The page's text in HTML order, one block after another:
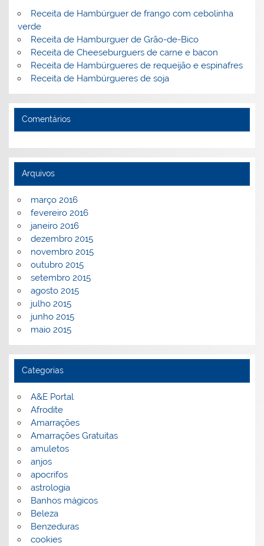
k
l
Receita de Hambúrguer de frango com cebolinha
verde
Receita de Hamburguer de Grão-de-Bico
Receita de Cheeseburguers de carne e bacon
Receita de Hambúrgueres de requeijão e espinafres
Receita de Hambúrgueres de soja
Comentários
Arquivos
março 2016
fevereiro 2016
janeiro 2016
dezembro 2015
novembro 2015
outubro 2015
setembro 2015
agosto 2015
julho 2015
junho 2015
maio 2015
Categorias
A&E Portal
Afrodite
Amarrações
Amarrações Gratuitas
amuletos
anjos
apocrifos
astrologia
Banhos mágicos
Beleza
Benzeduras
cookies